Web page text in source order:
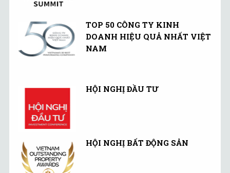
TOP 50 CÔNG TY KINH
DOANH HIỆU QUẢ NHẤT VIỆT
NAM
HỘI NGHỊ ĐẦU TƯ
HỘI NGHỊ BẤT ĐỘNG SẢN